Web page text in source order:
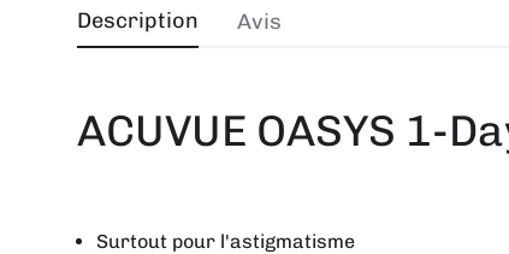
Description
ACUVUE OASYS 1-
Surtout pour l'astigmatisme
Avis